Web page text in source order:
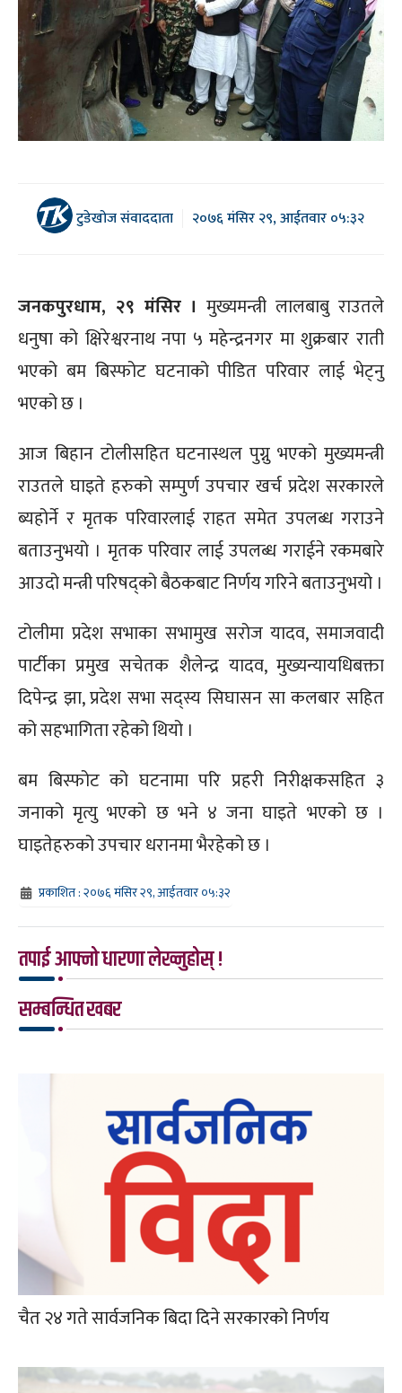
टुडेखोज संवाददाता २०७६ मंसिर २९, आईतवार ०५:३२
जनकपुरधाम, २९ मंसिर । मुख्यमन्त्री लालबाबु राउतले
धनुषा को क्षिरेश्वरनाथ नपा ५ महेन्द्रनगर मा शुक्रबार राती
भएको बम बिस्फोट घटनाको पीडित परिवार लाई भेट्नु
भएको छ ।
आज बिहान टोलीसहित घटनास्थल पुग्नु भएको मुख्यमन्त्री
राउतले घाइते हरुको सम्पुर्ण उपचार खर्च प्रदेश सरकारले
ब्यहोर्ने र मृतक परिवारलाई राहत समेत उपलब्ध गराउने
बताउनुभयो । मृतक परिवार लाई उपलब्ध गराईने रकमबारे
आउदो मन्त्री परिषद्को बैठकबाट निर्णय गरिने बताउनुभयो ।
टोलीमा प्रदेश सभाका सभामुख सरोज यादव, समाजवादी
पार्टीका प्रमुख सचेतक शैलेन्द्र यादव, मुख्यन्यायधिबक्ता
दिपेन्द्र झा, प्रदेश सभा सद्स्य सिघासन सा कलबार सहित
को सहभागिता रहेको थियो ।
बम बिस्फोट को घटनामा परि प्रहरी निरीक्षकसहित ३
जनाको मृत्यु भएको छ भने ४ जना घाइते भएको छ ।
घाइतेहरुको उपचार धरानमा भैरहेको छ ।
प्रकाशित : २०७६ मंसिर २९, आईतवार ०५:३२
तपाई आफ्नो धारणा लेख्नुहोस् !
सम्बन्धित खबर
चैत २४ गते सार्वजनिक बिदा दिने सरकारको निर्णय